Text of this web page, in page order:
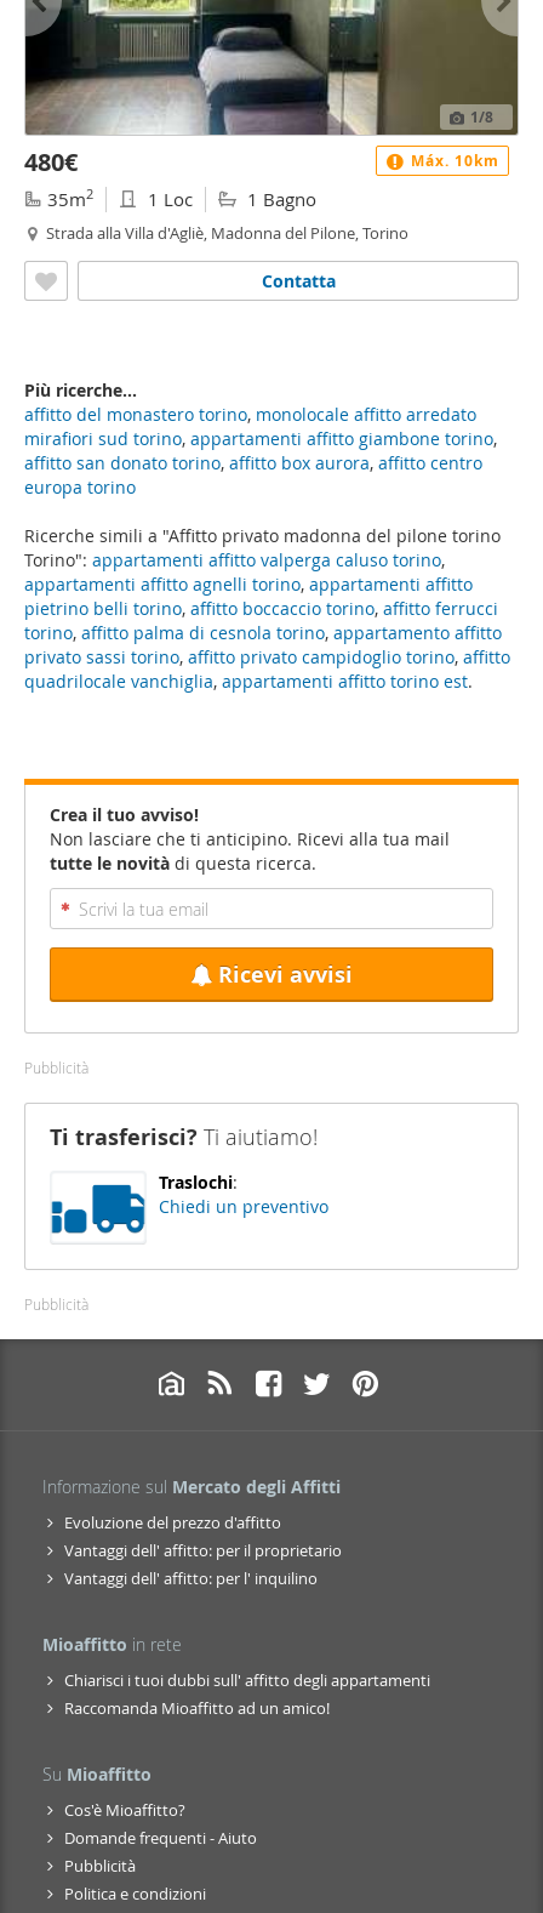
Ricerche simili a "Affitto privato madonna del pilone torino
Torino": appartamenti affitto valperga caluso torino,
appartamenti affitto agnelli torino, appartamenti affitto
pietrino belli torino, affitto boccaccio torino, affitto ferrucci
torino, affitto palma di cesnola torino, appartamento affitto
privato sassi torino, affitto privato campidoglio torino, affitto
quadrilocale vanchiglia, appartamenti affitto torino est.
1/8
480€
35m2 1 Loc 1 Bagno
Strada alla Villa d'Agliè, Madonna del Pilone, Torino
Contatta
Máx. 10km
Più ricerche...
affitto del monastero torino, monolocale affitto arredato
mirafiori sud torino, appartamenti affitto giambone torino,
affitto san donato torino, affitto box aurora, affitto centro
europa torino
Crea il tuo avviso!
Non lasciare che ti anticipino. Ricevi alla tua mail
tutte le novità di questa ricerca.
Ricevi avvisi
Pubblicità
Ti trasferisci? Ti aiutiamo!
Traslochi:
Chiedi un preventivo
Pubblicità
Informazione sul Mercato degli Affitti
Evoluzione del prezzo d'affitto
Vantaggi dell' affitto: per il proprietario
Vantaggi dell' affitto: per l' inquilino
Mioaffitto in rete
Chiarisci i tuoi dubbi sull' affitto degli appartamenti
Raccomanda Mioaffitto ad un amico!
Su Mioaffitto
Cos'è Mioaffitto?
Domande frequenti - Aiuto
Pubblicità
Politica e condizioni